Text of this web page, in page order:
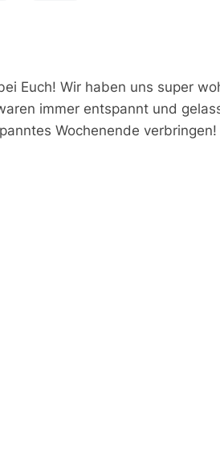
Euch! Wir haben uns super
immer entspannt und
Wochenende